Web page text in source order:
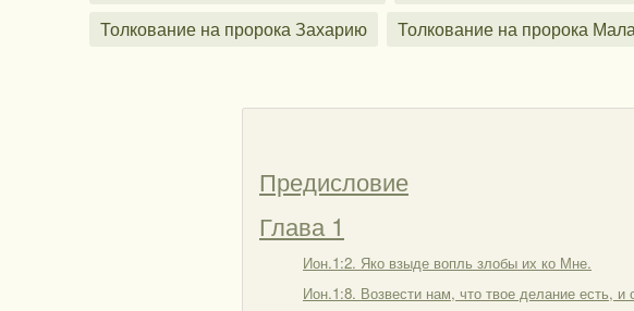
Толкование на пророка Захарию
Толкование на пророка
Предисловие
Глава 1
Ион.1:2. Яко взыде вопль злобы их ко Мне.
Ион.1:8. Возвести нам, что твое делание есть,